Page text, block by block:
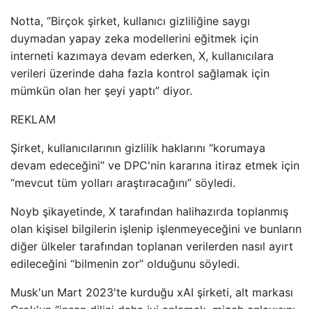
Notta, “Birçok şirket, kullanıcı gizliliğine saygı
duymadan yapay zeka modellerini eğitmek için
interneti kazımaya devam ederken, X, kullanıcılara
verileri üzerinde daha fazla kontrol sağlamak için
mümkün olan her şeyi yaptı” diyor.
REKLAM
Şirket, kullanıcılarının gizlilik haklarını “korumaya
devam edeceğini” ve DPC'nin kararına itiraz etmek için
“mevcut tüm yolları araştıracağını” söyledi.
Noyb şikayetinde, X tarafından halihazırda toplanmış
olan kişisel bilgilerin işlenip işlenmeyeceğini ve bunların
diğer ülkeler tarafından toplanan verilerden nasıl ayırt
edileceğini “bilmenin zor” olduğunu söyledi.
Musk'un Mart 2023'te kurduğu xAI şirketi, alt markası